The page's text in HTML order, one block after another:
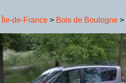
Île-de-France > Bois de Boulogne >